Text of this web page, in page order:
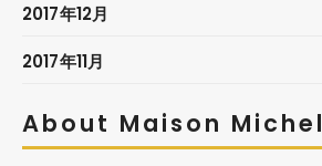
2017年12月
2017年11月
About Maison Michel